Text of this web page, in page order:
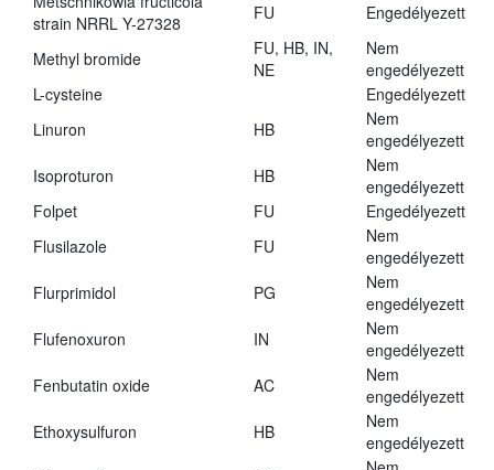
strain NRRL Y-27328
FU Engedélyezett
Methyl bromide
FU, HB, IN,
NE
Nem
engedélyezett
L-cysteine
Engedélyezett
Linuron
HB
Nem
engedélyezett
Isoproturon
HB
Nem
engedélyezett
Folpet
FU
Engedélyezett
Flusilazole
FU
Nem
engedélyezett
Flurprimidol
PG
Nem
engedélyezett
Flufenoxuron
IN
Nem
engedélyezett
Fenbutatin oxide
AC
Nem
engedélyezett
Ethoxysulfuron
HB
Nem
engedélyezett